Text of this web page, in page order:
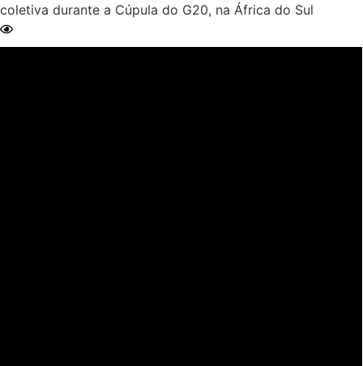
coletiva durante a Cúpula do G20, na África do Sul